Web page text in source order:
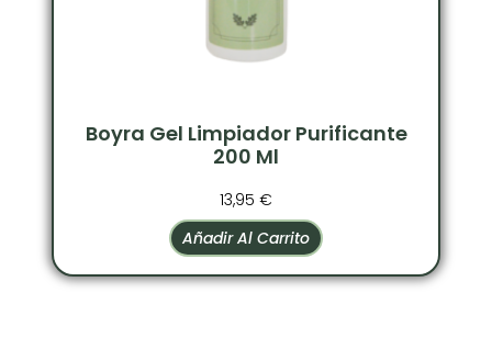
Boyra Gel Limpiador Purificante
200 Ml
13,95 €
Añadir Al Carrito